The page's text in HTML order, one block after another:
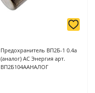
Предохранитель ВП2Б-1 0.4а
(аналог) АС Энергия арт.
ВП2Б104ААНАЛОГ